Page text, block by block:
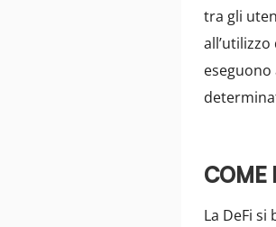
tra gli
COME
La DeFi